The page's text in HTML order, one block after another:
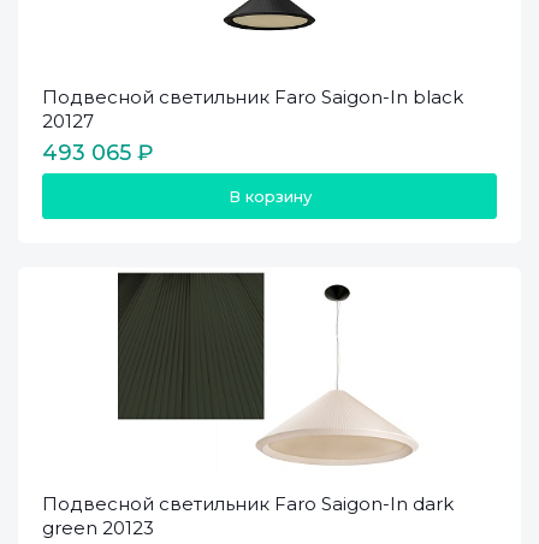
Подвесной светильник Faro Saigon-In black
20127
493 065 ₽
В корзину
Подвесной светильник Faro Saigon-In dark
green 20123